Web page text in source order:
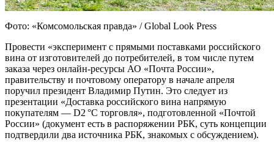
Фото: «Комсомольская правда» / Global Look Press
Провести «эксперимент с прямыми поставками российского
вина от изготовителей до потребителей, в том числе путем
заказа через онлайн-ресурсы АО «Почта России»,
правительству и почтовому оператору в начале апреля
поручил президент Владимир Путин. Это следует из
презентации «Доставка российского вина напрямую
покупателям — D2 °C торговля», подготовленной «Почтой
России» (документ есть в распоряжении РБК, суть концепции
подтвердили два источника РБК, знакомых с обсуждением).